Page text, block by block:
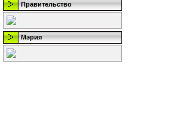
Правительство
Мэрия